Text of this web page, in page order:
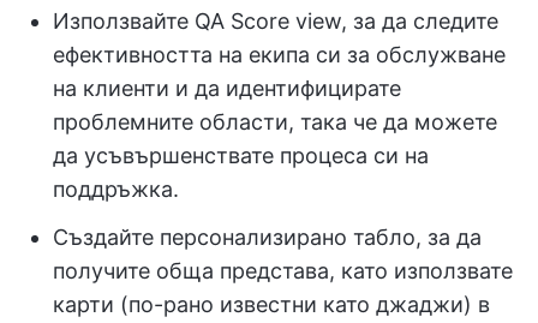
Използвайте QA Score view, за да следите
ефективността на екипа си за обслужване
на клиенти и да идентифицирате
проблемните области, така че да можете
да усъвършенствате процеса си на
поддръжка.
Създайте персонализирано табло, за да
получите обща представа, като използвате
карти (по-рано известни като джаджи) в